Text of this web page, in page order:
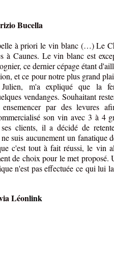
Bucella
à priori le vin blanc (…) Le
à Caunes. Le vin blanc est
ce dernier cépage étant
et ce pour notre plus grand
m'a expliqué que la
vendanges. Souhaitant
par des levures
son vin avec 3 à 4
clients, il a décidé de
suis aucunement un fanatique
c'est tout à fait réussi, le vin
de choix pour le met proposé.
n'est pas effectuée ce qui lui
Léonlink